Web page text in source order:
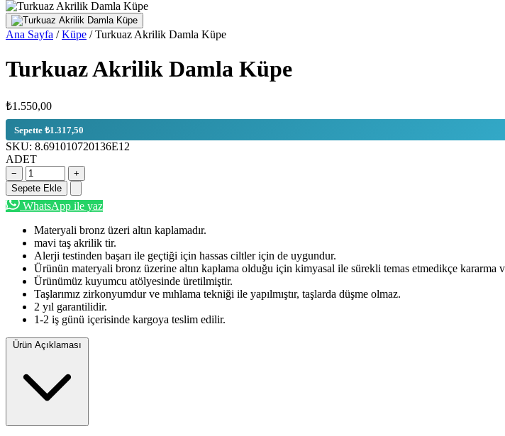
Ana Sayfa / Küpe / Turkuaz Akrilik Damla Küpe
Turkuaz Akrilik Damla Küpe
₺1.550,00
Sepette ₺1.317,50
SKU: 8.691010720136E12
ADET
−
+
Sepete Ekle
WhatsApp ile yaz
Materyali bronz üzeri altın kaplamadır.
mavi taş akrilik tir.
Alerji testinden başarı ile geçtiği için hassas ciltler için de uygundur.
Ürünün materyali bronz üzerine altın kaplama olduğu için kimyasal ile sürekli temas etmedikçe kararma
Ürünümüz kuyumcu atölyesinde üretilmiştir.
Taşlarımız zirkonyumdur ve mıhlama tekniği ile yapılmıştır, taşlarda düşme olmaz.
2 yıl garantilidir.
1-2 iş günü içerisinde kargoya teslim edilir.
Ürün Açıklaması